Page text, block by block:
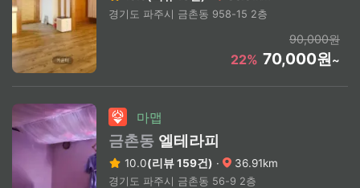
경기도 파주시 금촌동 958-15 2층
90,000원
22% 70,000원~
마맵
금촌동 엘테라피
10.0(리뷰 159건) · 36.91km
경기도 파주시 금촌동 56-9 2층